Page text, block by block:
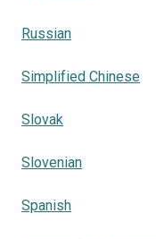
Russian
Simplified Chinese
Slovak
Slovenian
Spanish